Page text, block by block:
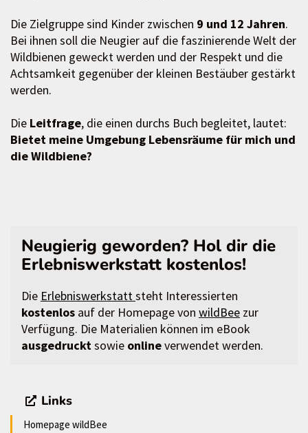
Die Zielgruppe sind Kinder zwischen 9 und 12 Jahren.
Bei ihnen soll die Neugier auf die faszinierende Welt der
Wildbienen geweckt werden und der Respekt und die
Achtsamkeit gegenüber der kleinen Bestäuber gestärkt
werden.
Die Leitfrage, die einen durchs Buch begleitet, lautet:
Bietet meine Umgebung Lebensräume für mich und
die Wildbiene?
Neugierig geworden? Hol dir die
Erlebniswerkstatt kostenlos!
Die Erlebniswerkstattsteht Interessierten
kostenlos auf der Homepage von wildBee zur
Verfügung. Die Materialien können im eBook
ausgedrucktsowie onlineverwendet werden.
Links
Homepage wildBee